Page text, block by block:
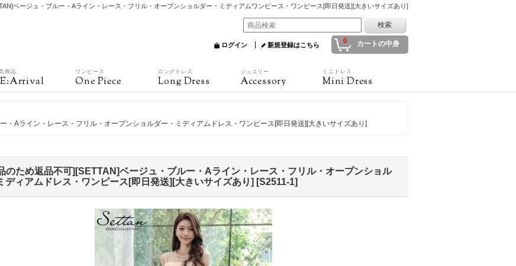
ベージュ・ブルー・Aライン・レース・フリル・オープンショルダー・ミディアムワンピース・ワンピース[即日発送][大きいサイズあり]
0 カートの中身
ログイン 新規登録はこちら
商品 ワンピース
One Piece
ロングドレス
Long Dress
ジュエリー
Accessory
ミニドレス
Mini Dress
・Aライン・レース・フリル・オープンショルダー・ミディアムドレス・ワンピース[即日発送][大きいサイズあり]
のため返品不可][SETTAN]ベージュ・ブルー・Aライン・レース・フリル・オープンショル
ディアムドレス・ワンピース[即日発送][大きいサイズあり] [S2511-1]